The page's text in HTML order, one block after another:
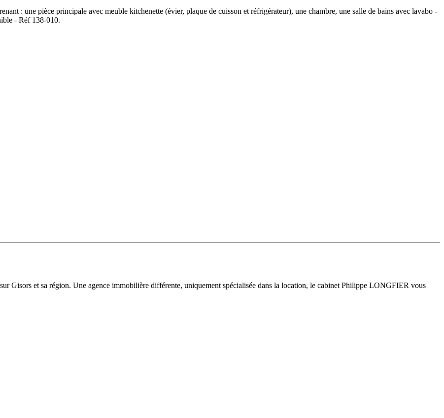
: une pièce principale avec meuble kitchenette (évier, plaque de cuisson et réfrigérateur), une chambre, une salle de bains avec lavabo -
- Réf 138-010.
Gisors et sa région. Une agence immobilière différente, uniquement spécialisée dans la location, le cabinet Philippe LONGFIER vous